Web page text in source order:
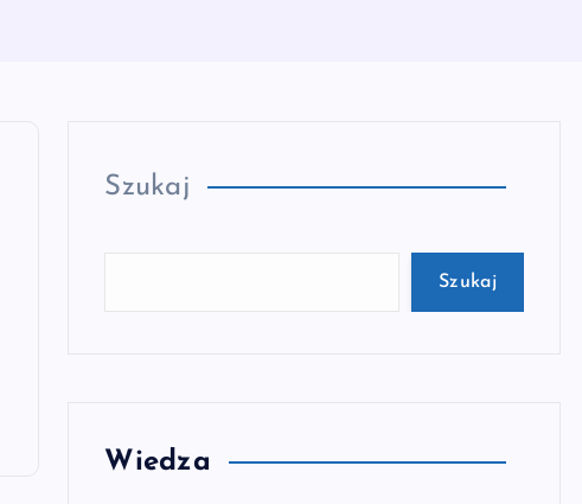
Szukaj
Szukaj
Wiedza